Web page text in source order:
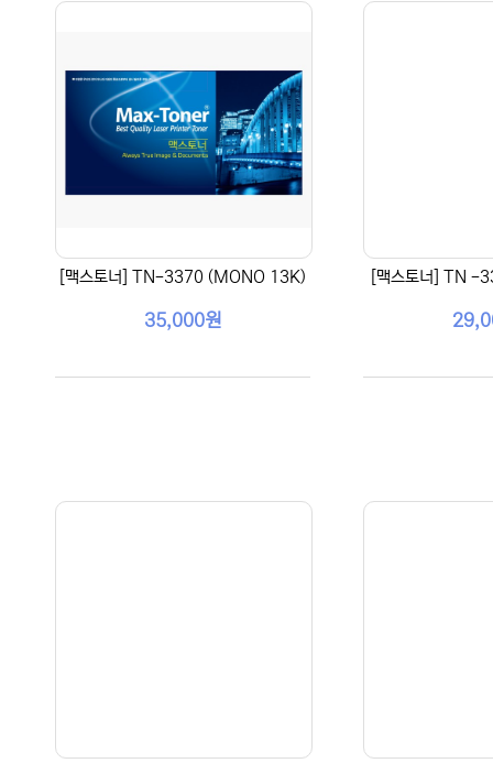
[맥스토너] TN-3370 (MONO 13K)
35,000원
[맥스토너] TN -